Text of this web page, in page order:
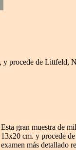
y procede de Littfeld,
Esta gran muestra de
13x20 cm. y procede
examen más detallado